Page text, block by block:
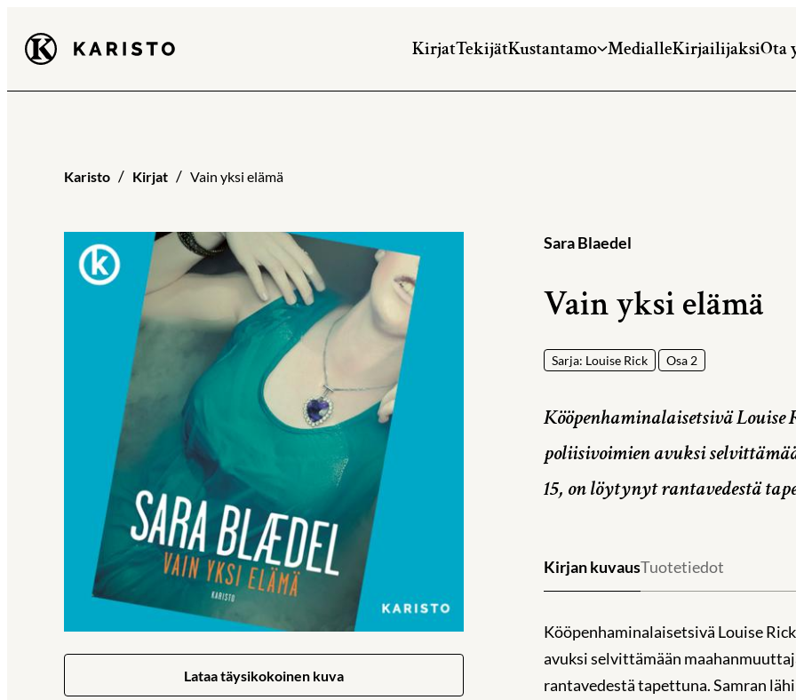
suoraan
Karisto KirjatTekijätKustantamo MedialleKirjailijaksiOta
Karisto Kirjat Vain yksi elämä
Lataa täysikokoinen kuva
Sara Blaedel
Vain yksi elämä
Sarja: Louise Rick Osa 2
Kööpenhaminalaisetsivä
poliisivoimien avuksi
15, on löytynyt rantavedestä
Kirjan kuvausTuotetiedot
Kööpenhaminalaisetsivä Louise
avuksi selvittämään
rantavedestä tapettuna. Samran